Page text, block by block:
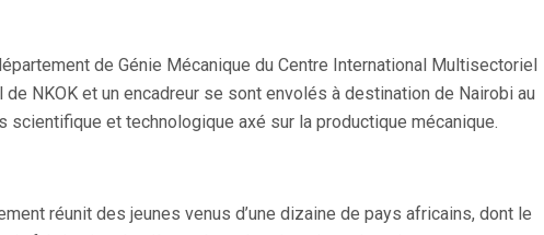
de Génie Mécanique du Centre International Multisectoriel
NKOK et un encadreur se sont envolés à destination de Nairobi au
scientifique et technologique axé sur la productique mécanique.
réunit des jeunes venus d’une dizaine de pays africains, dont le